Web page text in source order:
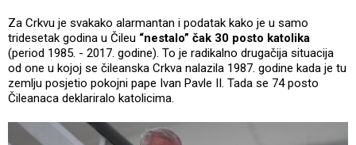
Za Crkvu je svakako alarmantan i podatak kako je u samo
tridesetak godina u Čileu “nestalo” čak 30 posto katolika
(period 1985. - 2017. godine). To je radikalno drugačija situacija
od one u kojoj se čileanska Crkva nalazila 1987. godine kada je tu
zemlju posjetio pokojni pape Ivan Pavle II. Tada se 74 posto
Čileanaca deklariralo katolicima.